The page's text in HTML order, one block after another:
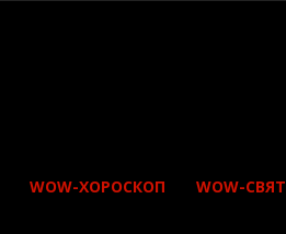
WOW-ХОРОСКОП WOW-СВЯТ